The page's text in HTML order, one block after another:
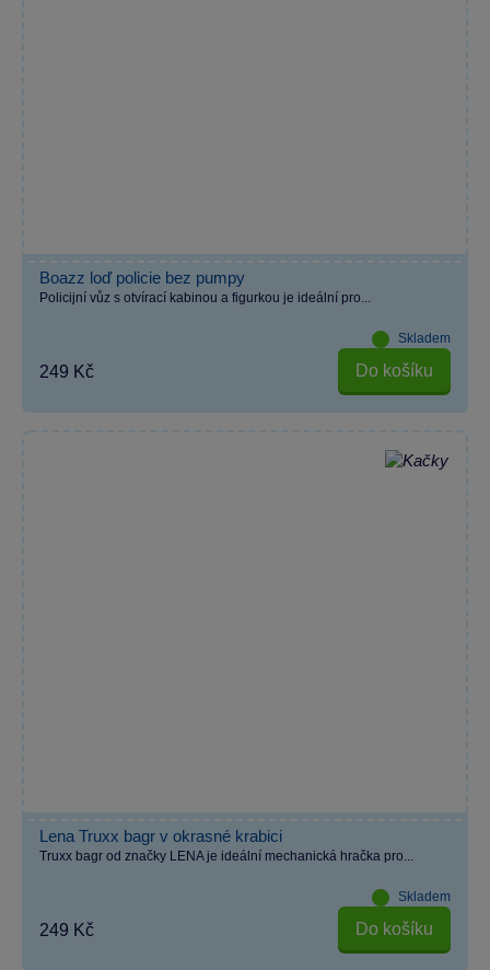
Boazz loď policie bez pumpy
Policijní vůz s otvírací kabinou a figurkou je ideální pro...
Skladem
249 Kč Do košíku
Lena Truxx bagr v okrasné krabici
Truxx bagr od značky LENA je ideální mechanická hračka pro...
Skladem
249 Kč Do košíku